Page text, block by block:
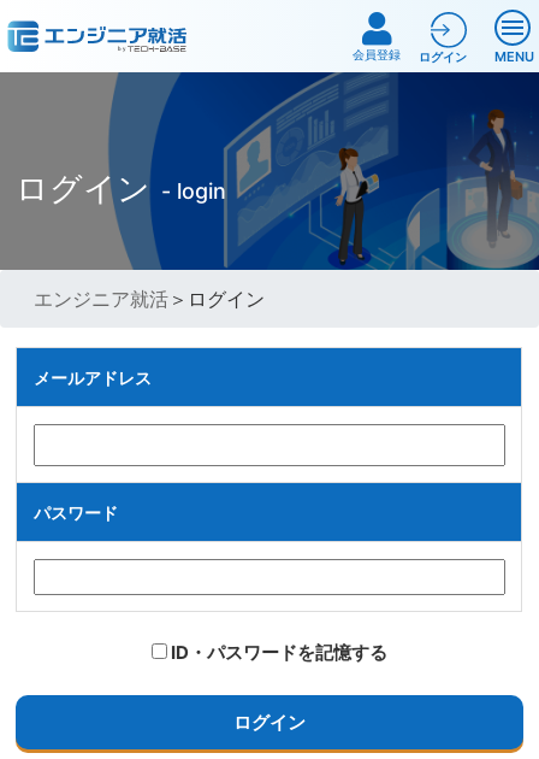
MENU
会員登録 ログイン
ログイン - login
エンジニア就活 ＞ログイン
メールアドレス
パスワード
ID・パスワードを記憶する
ログイン